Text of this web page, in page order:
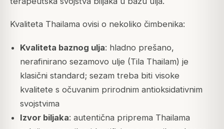
Kvaliteta Thailama ovisi o nekoliko čimbenika:
Kvaliteta baznog ulja: hladno prešano,
nerafinirano sezamovo ulje (Tila Thailam) je
klasični standard; sezam treba biti visoke
kvalitete s očuvanim prirodnim antioksidativnim
svojstvima
Izvor biljaka: autentična priprema Thailama